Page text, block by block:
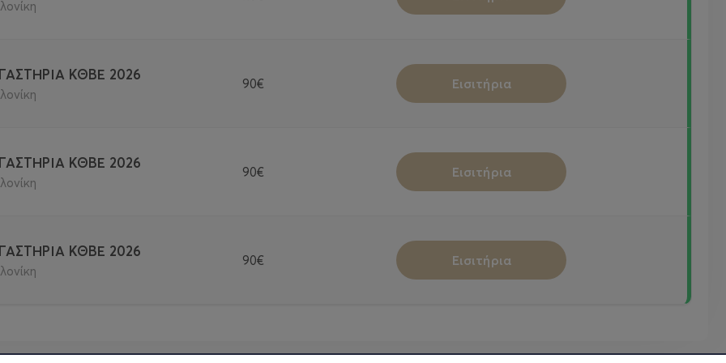
09/2026-10/09/2026 ανέρχεται στα 90€ με εξαίρεση την προσφορά Early bird.
ΚΘΒΕ 2026
90€ Εισιτήρια
ΚΘΒΕ 2026
90€ Εισιτήρια
ΚΘΒΕ 2026
90€ Εισιτήρια